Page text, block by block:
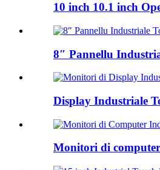
10 inch 10.1 inch
8″ Pannellu
Display Industriale
Monitori di